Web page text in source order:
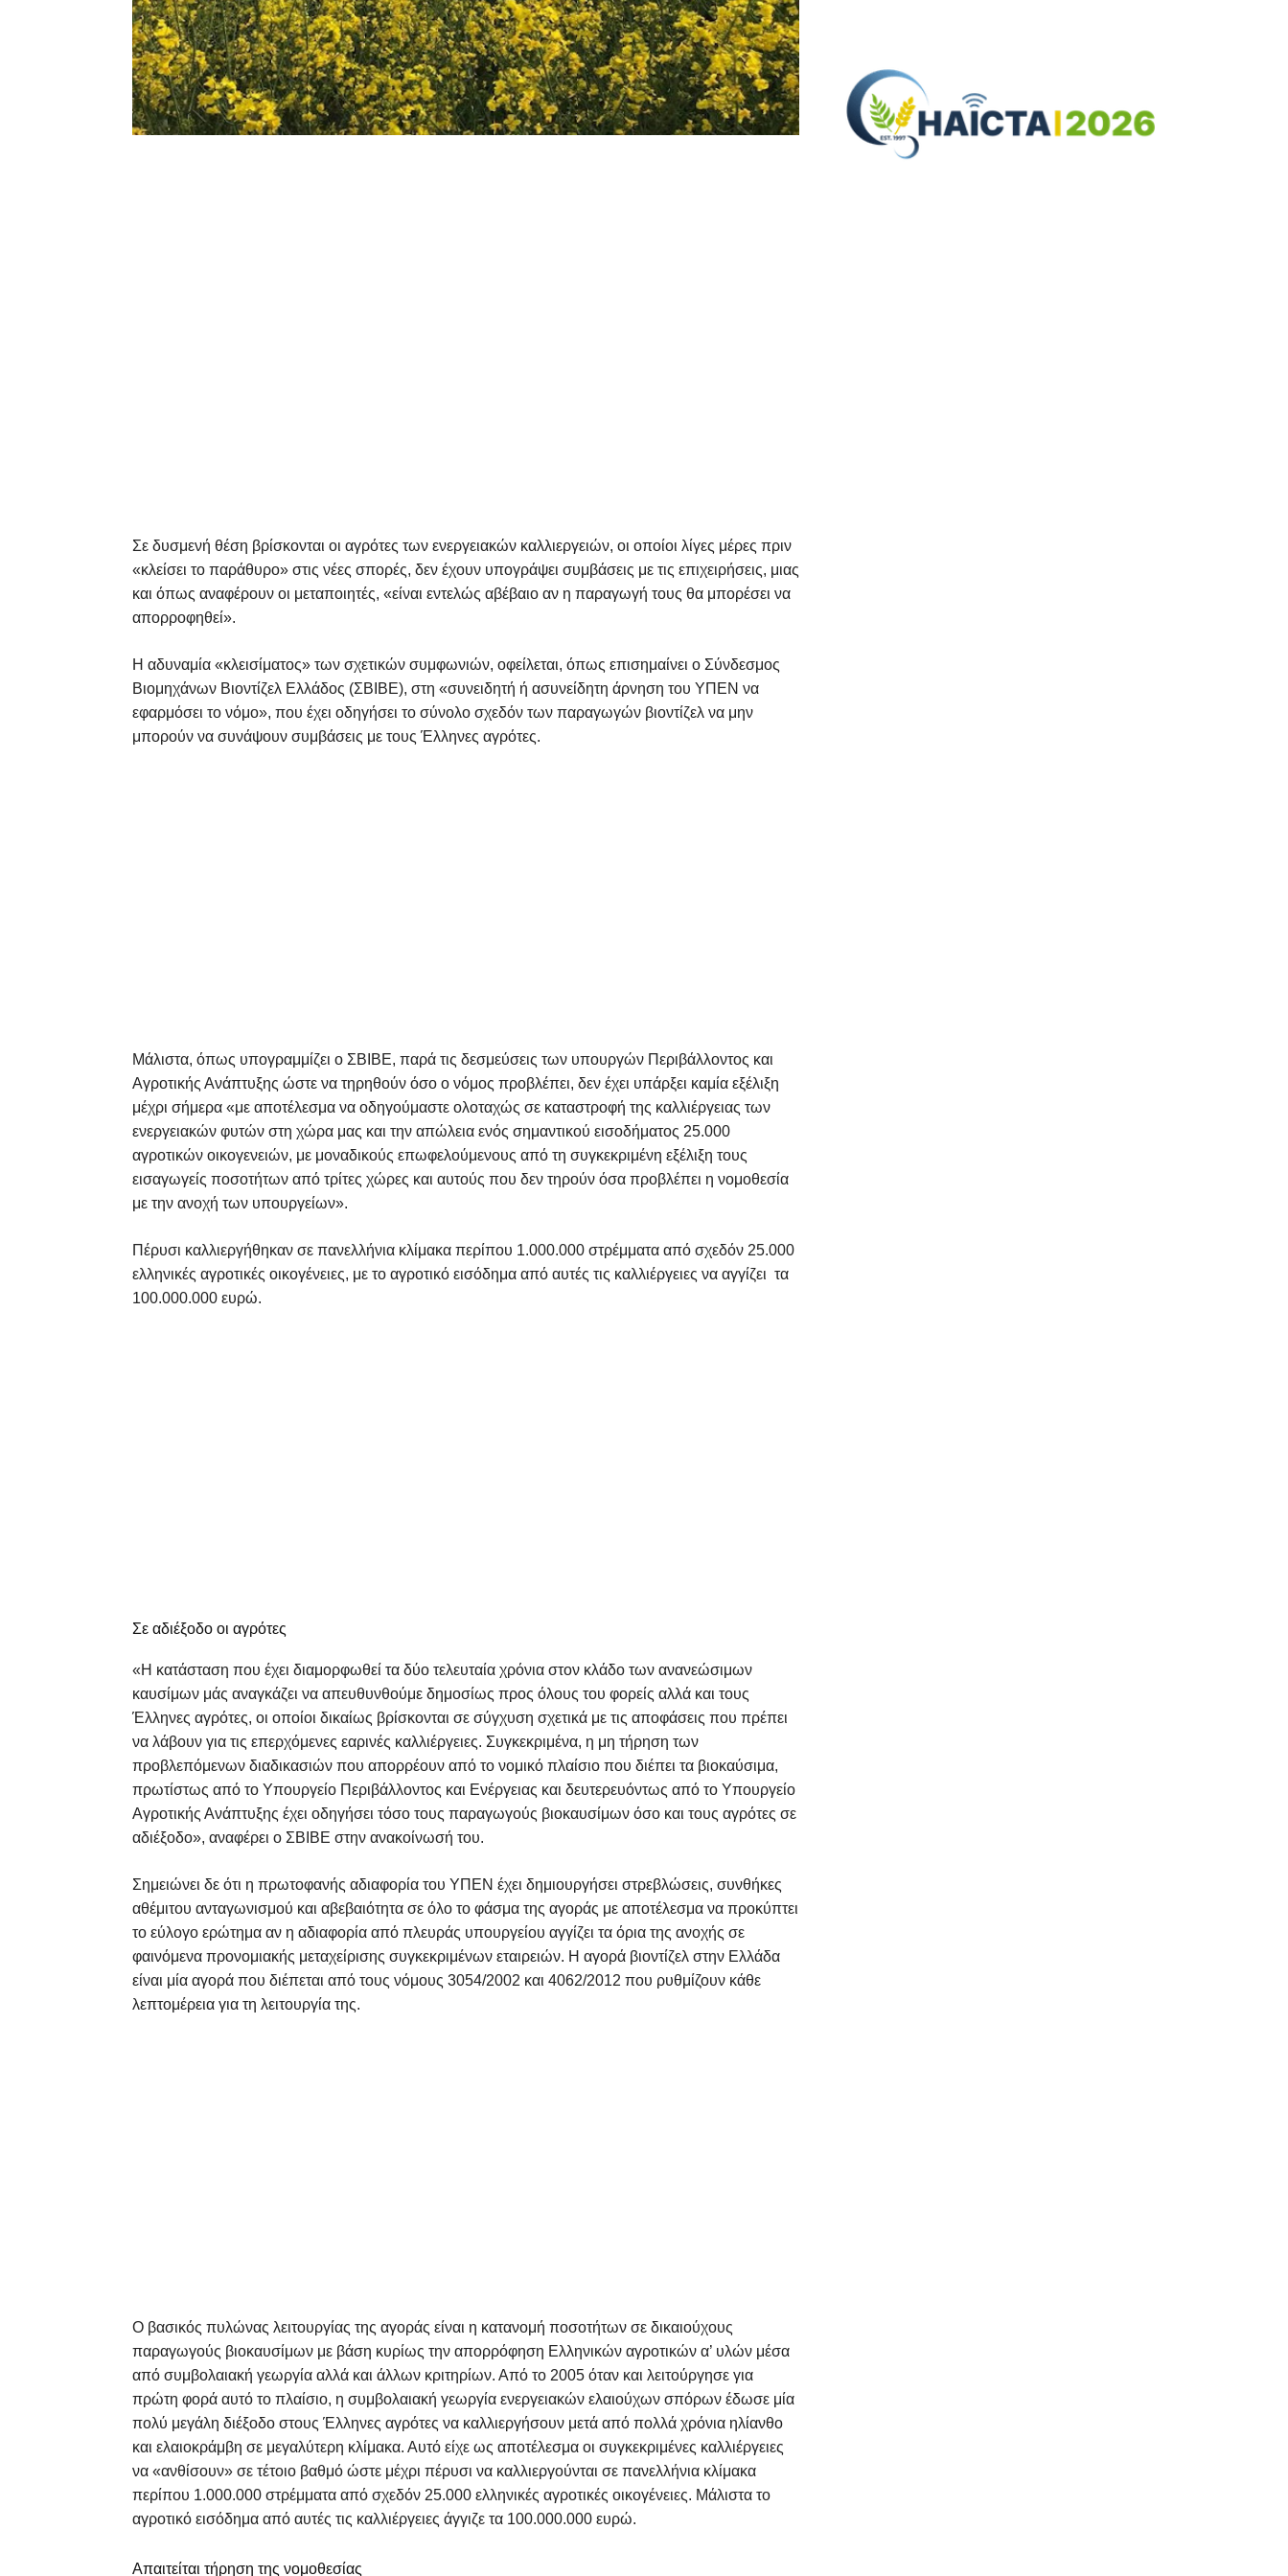
Σε δυσμενή θέση βρίσκονται οι αγρότες των ενεργειακών καλλιεργειών, οι οποίοι λίγες μέρες πριν
«κλείσει το παράθυρο» στις νέες σπορές, δεν έχουν υπογράψει συμβάσεις με τις επιχειρήσεις, μιας
και όπως αναφέρουν οι μεταποιητές, «είναι εντελώς αβέβαιο αν η παραγωγή τους θα μπορέσει να
απορροφηθεί».
Η αδυναμία «κλεισίματος» των σχετικών συμφωνιών, οφείλεται, όπως επισημαίνει ο Σύνδεσμος
Βιομηχάνων Βιοντίζελ Ελλάδος (ΣΒΙΒΕ), στη «συνειδητή ή ασυνείδητη άρνηση του ΥΠΕΝ να
εφαρμόσει το νόμο», που έχει οδηγήσει το σύνολο σχεδόν των παραγωγών βιοντίζελ να μην
μπορούν να συνάψουν συμβάσεις με τους Έλληνες αγρότες.
Μάλιστα, όπως υπογραμμίζει ο ΣΒΙΒΕ, παρά τις δεσμεύσεις των υπουργών Περιβάλλοντος και
Αγροτικής Ανάπτυξης ώστε να τηρηθούν όσο ο νόμος προβλέπει, δεν έχει υπάρξει καμία εξέλιξη
μέχρι σήμερα «με αποτέλεσμα να οδηγούμαστε ολοταχώς σε καταστροφή της καλλιέργειας των
ενεργειακών φυτών στη χώρα μας και την απώλεια ενός σημαντικού εισοδήματος 25.000
αγροτικών οικογενειών, με μοναδικούς επωφελούμενους από τη συγκεκριμένη εξέλιξη τους
εισαγωγείς ποσοτήτων από τρίτες χώρες και αυτούς που δεν τηρούν όσα προβλέπει η νομοθεσία
με την ανοχή των υπουργείων».
Πέρυσι καλλιεργήθηκαν σε πανελλήνια κλίμακα περίπου 1.000.000 στρέμματα από σχεδόν 25.000
ελληνικές αγροτικές οικογένειες, με το αγροτικό εισόδημα από αυτές τις καλλιέργειες να αγγίζει τα
100.000.000 ευρώ.
Σε αδιέξοδο οι αγρότες
«Η κατάσταση που έχει διαμορφωθεί τα δύο τελευταία χρόνια στον κλάδο των ανανεώσιμων
καυσίμων μάς αναγκάζει να απευθυνθούμε δημοσίως προς όλους του φορείς αλλά και τους
Έλληνες αγρότες, οι οποίοι δικαίως βρίσκονται σε σύγχυση σχετικά με τις αποφάσεις που πρέπει
να λάβουν για τις επερχόμενες εαρινές καλλιέργειες. Συγκεκριμένα, η μη τήρηση των
προβλεπόμενων διαδικασιών που απορρέουν από το νομικό πλαίσιο που διέπει τα βιοκαύσιμα,
πρωτίστως από το Υπουργείο Περιβάλλοντος και Ενέργειας και δευτερευόντως από το Υπουργείο
Αγροτικής Ανάπτυξης έχει οδηγήσει τόσο τους παραγωγούς βιοκαυσίμων όσο και τους αγρότες σε
αδιέξοδο», αναφέρει ο ΣΒΙΒΕ στην ανακοίνωσή του.
Σημειώνει δε ότι η πρωτοφανής αδιαφορία του ΥΠΕΝ έχει δημιουργήσει στρεβλώσεις, συνθήκες
αθέμιτου ανταγωνισμού και αβεβαιότητα σε όλο το φάσμα της αγοράς με αποτέλεσμα να προκύπτει
το εύλογο ερώτημα αν η αδιαφορία από πλευράς υπουργείου αγγίζει τα όρια της ανοχής σε
φαινόμενα προνομιακής μεταχείρισης συγκεκριμένων εταιρειών. Η αγορά βιοντίζελ στην Ελλάδα
είναι μία αγορά που διέπεται από τους νόμους 3054/2002 και 4062/2012 που ρυθμίζουν κάθε
λεπτομέρεια για τη λειτουργία της.
Ο βασικός πυλώνας λειτουργίας της αγοράς είναι η κατανομή ποσοτήτων σε δικαιούχους
παραγωγούς βιοκαυσίμων με βάση κυρίως την απορρόφηση Ελληνικών αγροτικών α’ υλών μέσα
από συμβολαιακή γεωργία αλλά και άλλων κριτηρίων. Από το 2005 όταν και λειτούργησε για
πρώτη φορά αυτό το πλαίσιο, η συμβολαιακή γεωργία ενεργειακών ελαιούχων σπόρων έδωσε μία
πολύ μεγάλη διέξοδο στους Έλληνες αγρότες να καλλιεργήσουν μετά από πολλά χρόνια ηλίανθο
και ελαιοκράμβη σε μεγαλύτερη κλίμακα. Αυτό είχε ως αποτέλεσμα οι συγκεκριμένες καλλιέργειες
να «ανθίσουν» σε τέτοιο βαθμό ώστε μέχρι πέρυσι να καλλιεργούνται σε πανελλήνια κλίμακα
περίπου 1.000.000 στρέμματα από σχεδόν 25.000 ελληνικές αγροτικές οικογένειες. Μάλιστα το
αγροτικό εισόδημα από αυτές τις καλλιέργειες άγγιζε τα 100.000.000 ευρώ.
Απαιτείται τήρηση της νομοθεσίας